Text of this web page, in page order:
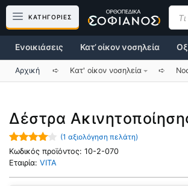
Μετάβαση
περιεχόμενο
ΚΑΤΗΓΟΡΙΕΣ
Κατ’ οίκον νοσηλεία
Ενοικιάσεις
Αρχική ➪ Κατ' οίκον νοσηλεία ➪
Δέστρα
4.00out
of 5
(1 αξιολόγηση πελάτη)
Κωδικός προϊόντος: 10-2-070
Εταιρία: VITA